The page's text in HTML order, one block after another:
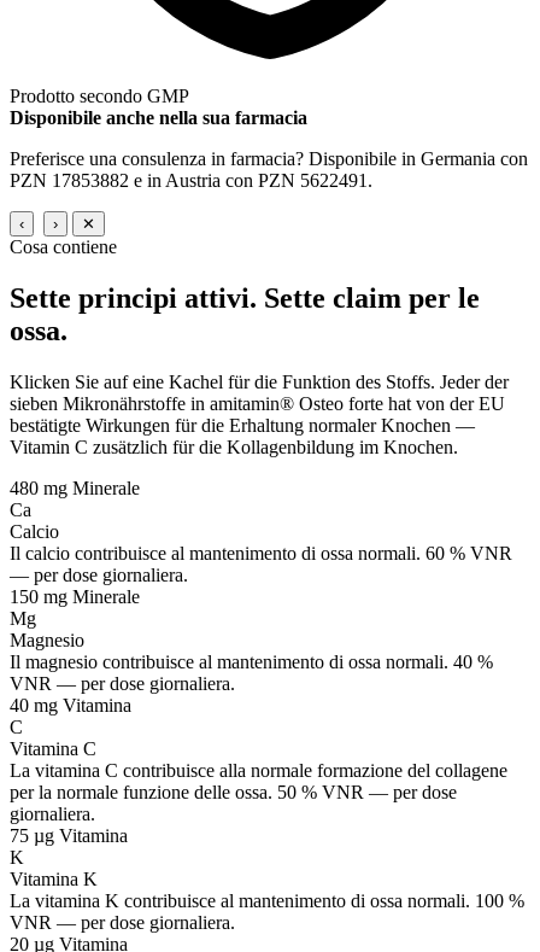
Prodotto secondo GMP
Disponibile anche nella sua farmacia
Preferisce una consulenza in farmacia? Disponibile in Germania con
PZN 17853882 e in Austria con PZN 5622491.
‹ › ✕
Cosa contiene
Sette principi attivi. Sette claim per le
ossa.
Klicken Sie auf eine Kachel für die Funktion des Stoffs. Jeder der
sieben Mikronährstoffe in amitamin® Osteo forte hat von der EU
bestätigte Wirkungen für die Erhaltung normaler Knochen —
Vitamin C zusätzlich für die Kollagenbildung im Knochen.
480 mg Minerale
Ca
Calcio
Il calcio contribuisce al mantenimento di ossa normali. 60 % VNR
— per dose giornaliera.
150 mg Minerale
Mg
Magnesio
Il magnesio contribuisce al mantenimento di ossa normali. 40 %
VNR — per dose giornaliera.
40 mg Vitamina
C
Vitamina C
La vitamina C contribuisce alla normale formazione del collagene
per la normale funzione delle ossa. 50 % VNR — per dose
giornaliera.
75 µg Vitamina
K
Vitamina K
La vitamina K contribuisce al mantenimento di ossa normali. 100 %
VNR — per dose giornaliera.
20 µg Vitamina